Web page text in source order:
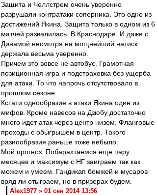
Защита и Челлстрем очень уверенно
разрушали контратаки соперника. Это одно из
достижений Якина. Защита только в одном из 6
матчей развалилась. В Краснодаре. И даже с
Динамой несмотря на мощнейший натиск
держала весьма уверенно.
Причем это вовсе не автобус. Грамотная
позиционная игра и подстраховка без ущерба
для атаки. То что напрочь отсутствовало в
прошлом сезоне.
Кстати однообразие в атаки Якина один из
мифов. Кроме навесов на Дзюбу достаточно
много идет атак через центр низом. Фланговые
проходы с обыгрышем в центр. Такого
разнообразия раньше тоже небыло.
Мой прогноз. Побарахтаемся еще пару
месяцев и максимум с НГ заиграем так как
можем и умеем. Гандикап бомжей и мусаров
вряд ли отыграем, но в призерах будем.
Alex1977 » 01 сен 2014 13:56